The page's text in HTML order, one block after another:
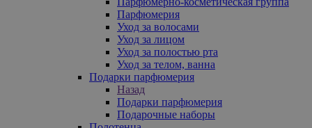
Парфюмерия
Уход за волосами
Уход за лицом
Уход за полостью рта
Уход за телом, ванна
Подарки парфюмерия
Назад
Подарки парфюмерия
Подарочные наборы